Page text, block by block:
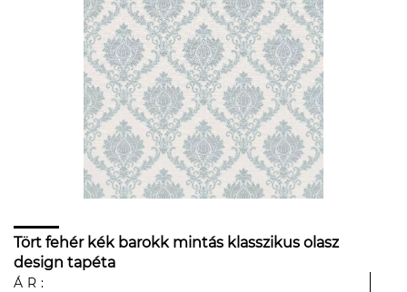
Tört fehér kék barokk mintás klasszikus olasz
design tapéta
ÁR: